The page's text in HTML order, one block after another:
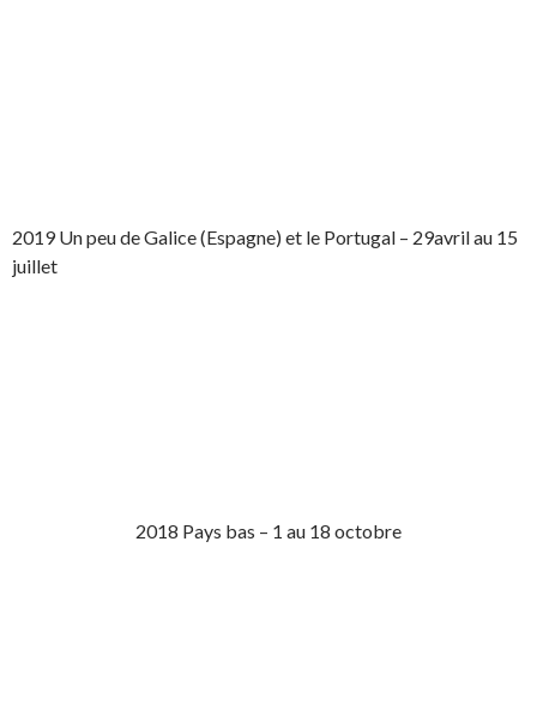
2019 Un peu de Galice (Espagne) et le Portugal – 29avril au 15
juillet
2018 Pays bas – 1 au 18 octobre